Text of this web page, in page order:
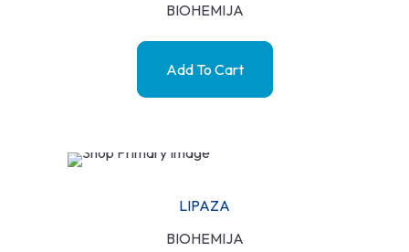
BIOHEMIJA
Add To Cart
LIPAZA
BIOHEMIJA